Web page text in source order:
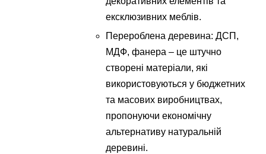
ексклюзивних меблів.
Перероблена деревина: ДСП,
МДФ, фанера – це штучно
створені матеріали, які
використовуються у бюджетних
та масових виробництвах,
пропонуючи економічну
альтернативу натуральній
деревині.